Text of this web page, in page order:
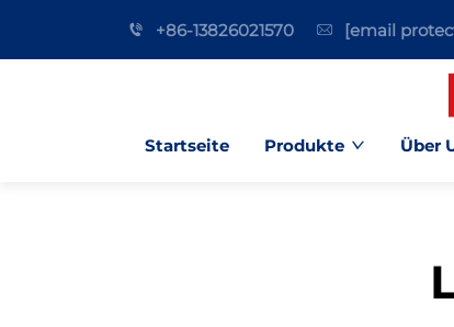
+86-13826021570 [email
Startseite Produkte Über